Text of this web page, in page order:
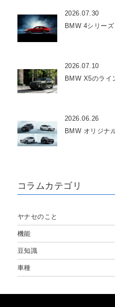
2026.07.30
BMW 4シリー
2026.07.10
BMW X5のライ
2026.06.26
BMW オリジナ
コラムカテゴリ
ヤナセのこと
機能
豆知識
車種